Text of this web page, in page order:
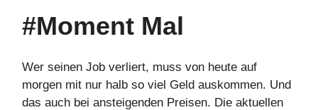
#Moment Mal
Wer seinen Job verliert, muss von heute auf
morgen mit nur halb so viel Geld auskommen. Und
das auch bei ansteigenden Preisen. Die aktuellen